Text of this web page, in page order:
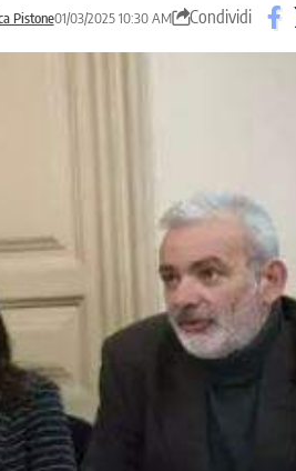
Pistone01/03/2025 10:30 AM Condividi